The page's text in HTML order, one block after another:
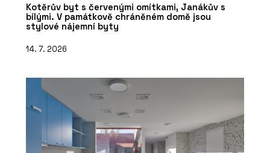
Kotěrův byt s červenými omítkami, Janákův s
bílými. V památkově chráněném domě jsou
stylové nájemní byty
14. 7. 2026